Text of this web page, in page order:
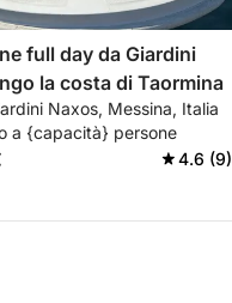
full day da Giardini
la costa di Taormina
Naxos, Messina, Italia
a {capacità} persone
4.6 (9)